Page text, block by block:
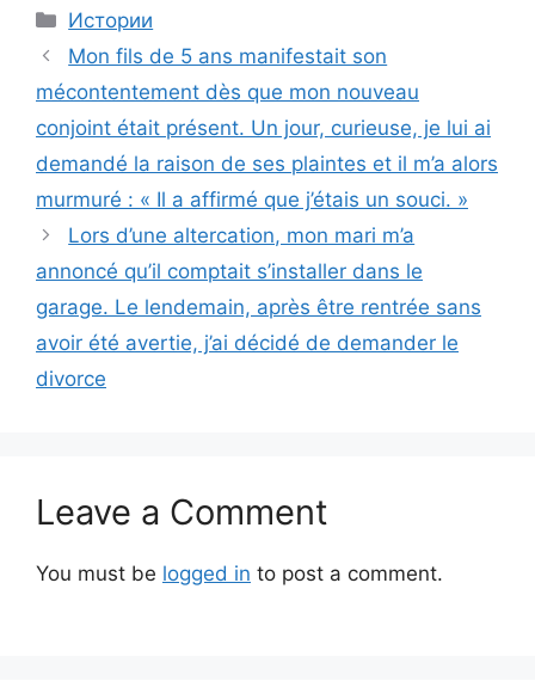
Categories
Истории
Mon fils de 5 ans manifestait son
mécontentement dès que mon nouveau
conjoint était présent. Un jour, curieuse, je lui ai
demandé la raison de ses plaintes et il m’a alors
murmuré : « Il a affirmé que j’étais un souci. »
Lors d’une altercation, mon mari m’a
annoncé qu’il comptait s’installer dans le
garage. Le lendemain, après être rentrée sans
avoir été avertie, j’ai décidé de demander le
divorce
Leave a Comment
You must be logged in to post a comment.